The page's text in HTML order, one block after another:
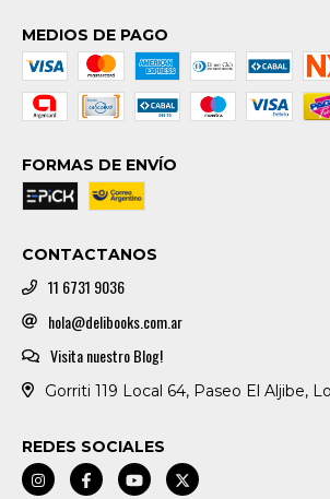
MEDIOS DE PAGO
FORMAS DE ENVÍO
CONTACTANOS
11 6731 9036
hola@delibooks.com.ar
Visita nuestro Blog!
Gorriti 119 Local 64, Paseo El Aljibe,
REDES SOCIALES